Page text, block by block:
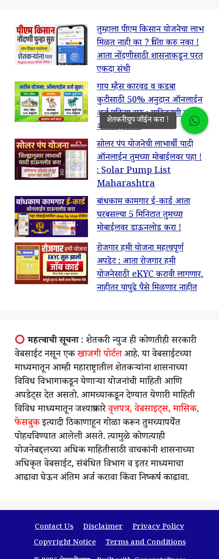
तुम्हाला पीएम किसान योजनेचा लाभ
मिळत नाही का ? चिंता करु नका !
आता नोंदणीसाठी शासनाकडून परत
एकदा संधी
गाय म्हैस कारवड व कडबा
कुटीसाठी 50% अनुदान ऑनलाईन
अर्ज प्रक्रिया सुरू : याठिकाणी करा
ऑनलाईन अर्ज
सोलर पंप योजनेची लाभार्थी यादी
ऑनलाईन तुमच्या मोबाईलवर पहा !
: Solar Pump List
Maharashtra
बांधकाम कामगार ई-कार्ड आता
घरबसल्या 5 मिनिटात तुमच्या
मोबाईलवर डाऊनलोड करा !
रोजगार हमी योजना महत्वपूर्ण
अपडेट : आता रोजगार हमी
योजनेसाठी eKYC करावी लागणार,
नाहीतर यापुढे पैसे मिळणार नाहीत
महत्वाची सूचना: शेतकरी न्युज ही कोणतीही सरकारी
वेबसाईट नसून एकखाजगी पोर्टलआहे. या वेबसाईटच्या
माध्यमातून आम्ही महाराष्ट्रातील शेतकऱ्यांना शासनाच्या
विविध विभागाकडून येणाऱ्या योजनांची माहिती आणि
अपडेट्स देत असतो. आमच्याकडून देण्यात येणारी माहिती
विविध माध्यमातून जश्याप्रकारेवृत्तपत्र, वेबसाइट्स, मासिक,
फेसबुकइत्यादी ठिकाणाहून गोळा करून तुमच्यापर्येंत
पोहचविण्यात आलेली असते. त्यामुळे कोणत्याही
योजनेबद्दलच्या अधिक माहितीसाठी वाचकांनी शासनाच्या
अधिकृत वेबसाईट, संबंधित विभाग व इतर माध्यमाचा
आढावा घेऊन अंतिम अर्ज करावा किंवा निष्कर्ष काढावा.
Contact Us Disclaimer
Privacy Policy
Copyright Notice
Terms and Conditions